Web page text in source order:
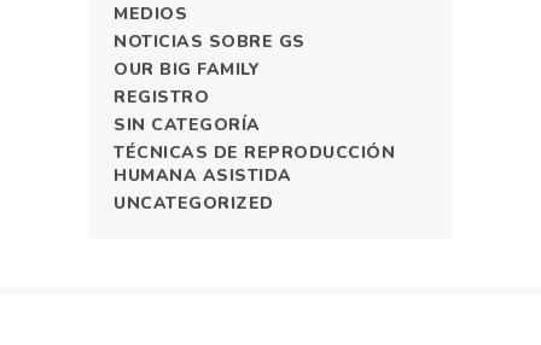
MEDIOS
NOTICIAS SOBRE GS
OUR BIG FAMILY
REGISTRO
SIN CATEGORÍA
TÉCNICAS DE REPRODUCCIÓN
HUMANA ASISTIDA
UNCATEGORIZED